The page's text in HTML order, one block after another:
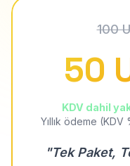
100
50
KDV dahil
Yıllık ödeme
"Tek Paket,